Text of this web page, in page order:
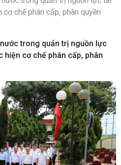
trong quản trị nguồn lực
cơ chế phân cấp, phân